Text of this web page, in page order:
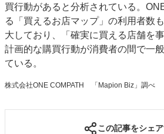
買行動があると分析されている。
る「買えるお店マップ」の利用者数
大しており、「確実に買える店舗を
計画的な購買行動が消費者の間で一
ている。
株式会社ONE COMPATH 「Mapion Biz」調べ
この記事をシェ